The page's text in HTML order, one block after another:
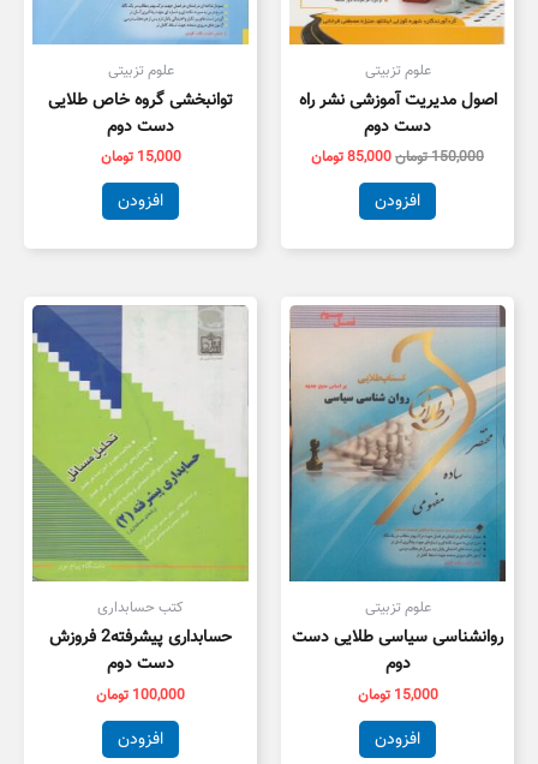
علوم تزبیتی
اصول مدیریت آموزشی نشر راه
دست دوم
150,000تومان85,000تومان
افزودن
علوم تزبیتی
توانبخشی گروه خاص طلایی
دست دوم
15,000 تومان
افزودن
علوم تزبیتی
روانشناسی سیاسی طلایی دست
دوم
15,000 تومان
افزودن
کتب حسابداری
حسابداری پیشرفته2 فروزش
دست دوم
100,000 تومان
افزودن